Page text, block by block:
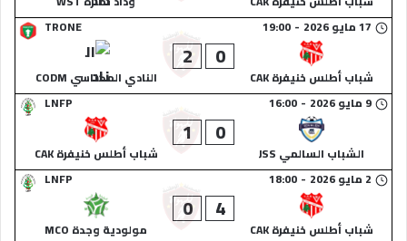
TRONE
17 مايو 2026 -
19:00
شباب أطلس خنيفرة CAK
0
2
النادي المكناسي CODM
LNFP
9 مايو 2026 -
16:00
الشباب السالمي JSS
0
1
شباب أطلس خنيفرة CAK
LNFP
2 مايو 2026 -
18:00
شباب أطلس خنيفرة CAK
4
0
مولودية وجدة MCO